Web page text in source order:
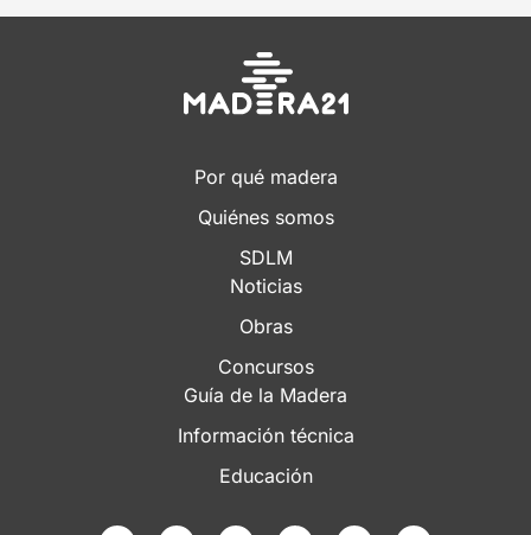
Por qué madera
Quiénes somos
SDLM
Noticias
Obras
Concursos
Guía de la Madera
Información técnica
Educación